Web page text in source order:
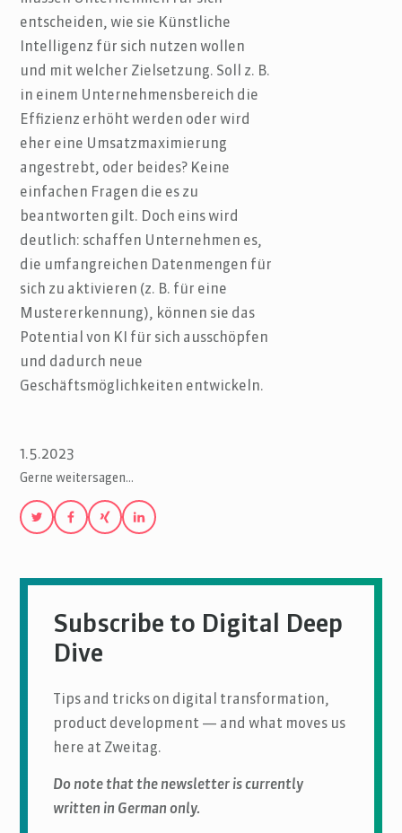
entscheiden, wie sie Künstliche
Intelligenz für sich nutzen wollen
und mit welcher Zielsetzung. Soll z. B.
in einem Unternehmensbereich die
Effizienz erhöht werden oder wird
eher eine Umsatzmaximierung
angestrebt, oder beides? Keine
einfachen Fragen die es zu
beantworten gilt. Doch eins wird
deutlich: schaffen Unternehmen es,
die umfangreichen Datenmengen für
sich zu aktivieren (z. B. für eine
Mustererkennung), können sie das
Potential von KI für sich ausschöpfen
und dadurch neue
Geschäftsmöglichkeiten entwickeln.
1.5.2023
Gerne weitersagen…
Subscribe to Digital Deep
Dive
Tips and tricks on digital transformation,
product development — and what moves us
here at Zweitag.
Do note that the newsletter is currently
written in German only.